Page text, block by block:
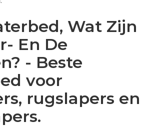
Wat Zijn
En De
- Beste
voor
rugslapers en